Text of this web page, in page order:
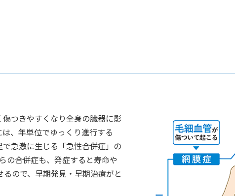
つきやすくなり全身の臓器に影
、年単位でゆっくり進行する
で急激に生じる「急性合併症」の
の合併症も、発症すると寿命や
ので、早期発見・早期治療がと